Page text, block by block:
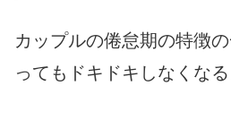
カップルの倦怠期の特徴
ってもドキドキしなくなる